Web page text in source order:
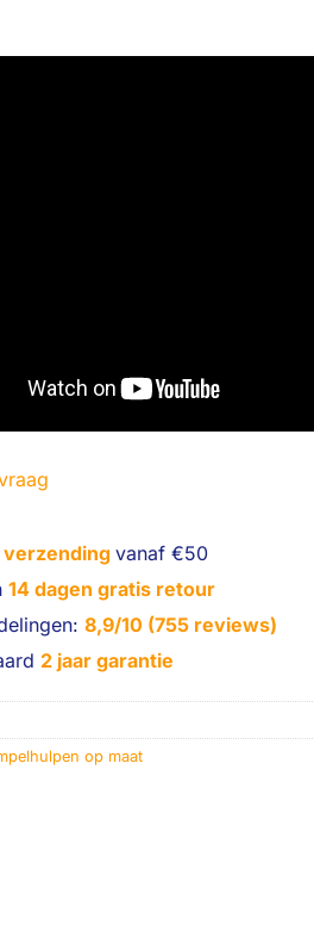
verzending vanaf €50
14 dagen gratis retour
8,9/10 (755 reviews)
2 jaar garantie
op maat